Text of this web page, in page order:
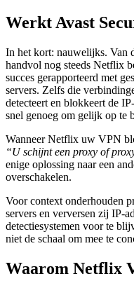
Werkt Avast
In het kort: nauwelijks. Van
handvol nog steeds Netflix
succes gerapporteerd met
servers. Zelfs die
detecteert en blokkeert de
snel genoeg om gelijk op te
Wanneer Netflix uw VPN
“U schijnt een proxy of
enige oplossing naar een
overschakelen.
Voor context onderhouden
servers en verversen zij IP-
detectiesystemen voor te
niet de schaal om mee te
Waarom Netflix